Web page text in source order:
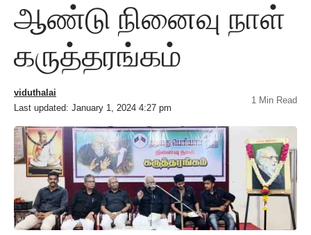
ஆண்டு நினைவு நாள்
கருத்தரங்கம்
Last updated: January 1, 2024 4:27 pm
viduthalai
1 Min Read